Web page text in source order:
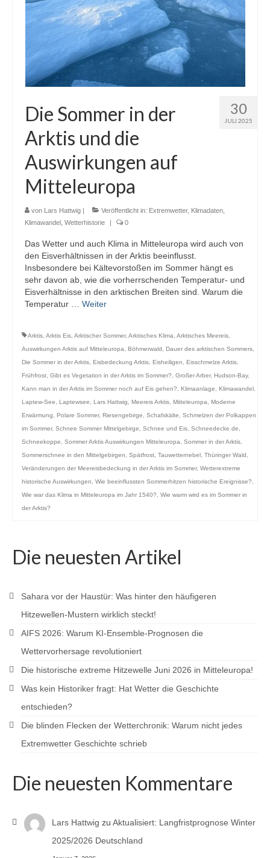
30
JULI 2025
Die Sommer in der
Arktis und die
Auswirkungen auf
Mitteleuropa
von Lars Hattwig | Veröffentlicht in: Extremwetter, Klimadaten
Klimawandel Wetterhistorie | 0
Das Wetter und auch Klima in Mitteleuropa wird auch von
den Eisverhältnissen in der Arktis beeinflusst.
Insbesondere bei Kältevorstoßen im Sommer hängt es
sehr davon ab, wie die vorherrschenden Temperatur- und
Eisverhältnisse in den arktischen Breiten sind. Warum die
Temperatur … Weiter
Arktis Arktis Eis Arktischer Sommer, Arktisches Klima Arktisches Meereis
Auswirkungen Arktis auf Mitteleuropa
Böhmerwald Dauer des arktischen Sommers
Die Sommer in der Arktis Eisbedeckung Arktis Eisheiligen Eisschmelze Arktis
Frühfrost Gibt es Vegetation in der Arktis im Sommer? Großer Arber, Hudson-Bay,
Kann man in der Arktis im Sommer noch auf Eis gehen?
Klimaanlage Klimawandel
Laptew-See
Laptewsee Lars Hattwig Meereis Arktis Mitteleuropa
Moderne
Erwärmung
Polare Sommer, Riesengebirge Schafskälte
Schmelzen der Polkappen
im Sommer, Schnee Sommer Mittelgebirge Schnee und Eis Schneedecke.de
Schneekoppe
Sommer Arktis Auswirkungen Mitteleuropa Sommer in der Arktis
Sommerschnee in den Mittelgebirgen
Spätfrost Tauwetternebel Thüringer Wald
Veränderungen der Meereisbedeckung in der Arktis im Sommer, Wetterextreme
historische Auswirkungen
Wie beeinflussten Sommerhitzen historische Ereignisse?
Wie war das Klima in Mitteleuropa im Jahr 1540?
Wie warm wird es im Sommer in
der Arktis?
Die neuesten Artikel
Sahara vor der Haustür: Was hinter den häufigeren
Hitzewellen-Mustern wirklich steckt!
AIFS 2026: Warum KI-Ensemble-Prognosen die
Wettervorhersage revolutioniert
Die historische extreme Hitzewelle Juni 2026 in Mitteleuropa!
Was kein Historiker fragt: Hat Wetter die Geschichte
entschieden?
Die blinden Flecken der Wetterchronik: Warum nicht jedes
Extremwetter Geschichte schrieb
Die neuesten Kommentare
Lars Hattwig zu Aktualisiert: Langfristprognose Winter
2025/2026 Deutschland